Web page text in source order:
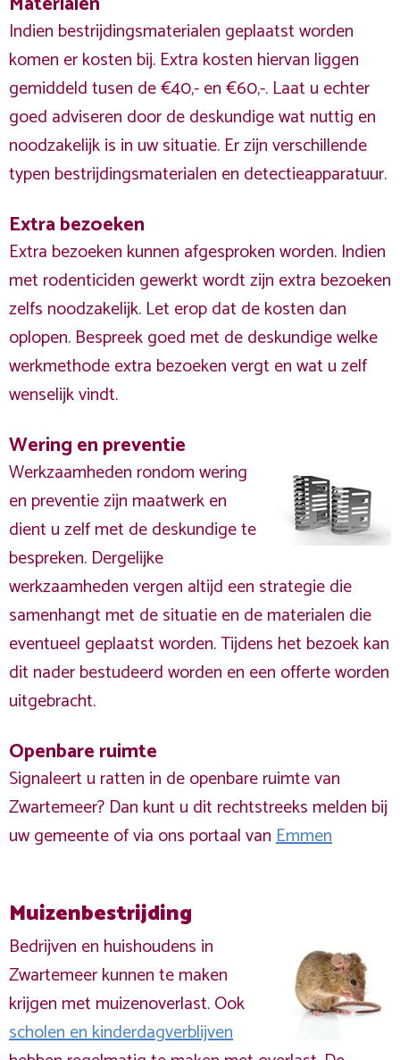
Indien bestrijdingsmaterialen geplaatst worden
komen er kosten bij. Extra kosten hiervan liggen
gemiddeld tusen de €40,- en €60,-. Laat u echter
goed adviseren door de deskundige wat nuttig en
noodzakelijk is in uw situatie. Er zijn verschillende
typen bestrijdingsmaterialen en detectieapparatuur.
Extra bezoeken
Extra bezoeken kunnen afgesproken worden. Indien
met rodenticiden gewerkt wordt zijn extra bezoeken
zelfs noodzakelijk. Let erop dat de kosten dan
oplopen. Bespreek goed met de deskundige welke
werkmethode extra bezoeken vergt en wat u zelf
wenselijk vindt.
Wering en preventie
Werkzaamheden rondom wering
en preventie zijn maatwerk en
dient u zelf met de deskundige te
bespreken. Dergelijke
werkzaamheden vergen altijd een strategie die
samenhangt met de situatie en de materialen die
eventueel geplaatst worden. Tijdens het bezoek kan
dit nader bestudeerd worden en een offerte worden
uitgebracht.
Openbare ruimte
Signaleert u ratten in de openbare ruimte van
Zwartemeer? Dan kunt u dit rechtstreeks melden bij
uw gemeente of via ons portaal vanEmmen
Muizenbestrijding
Bedrijven en huishoudens in
Zwartemeer kunnen te maken
krijgen met muizenoverlast. Ook
scholen en kinderdagverblijven